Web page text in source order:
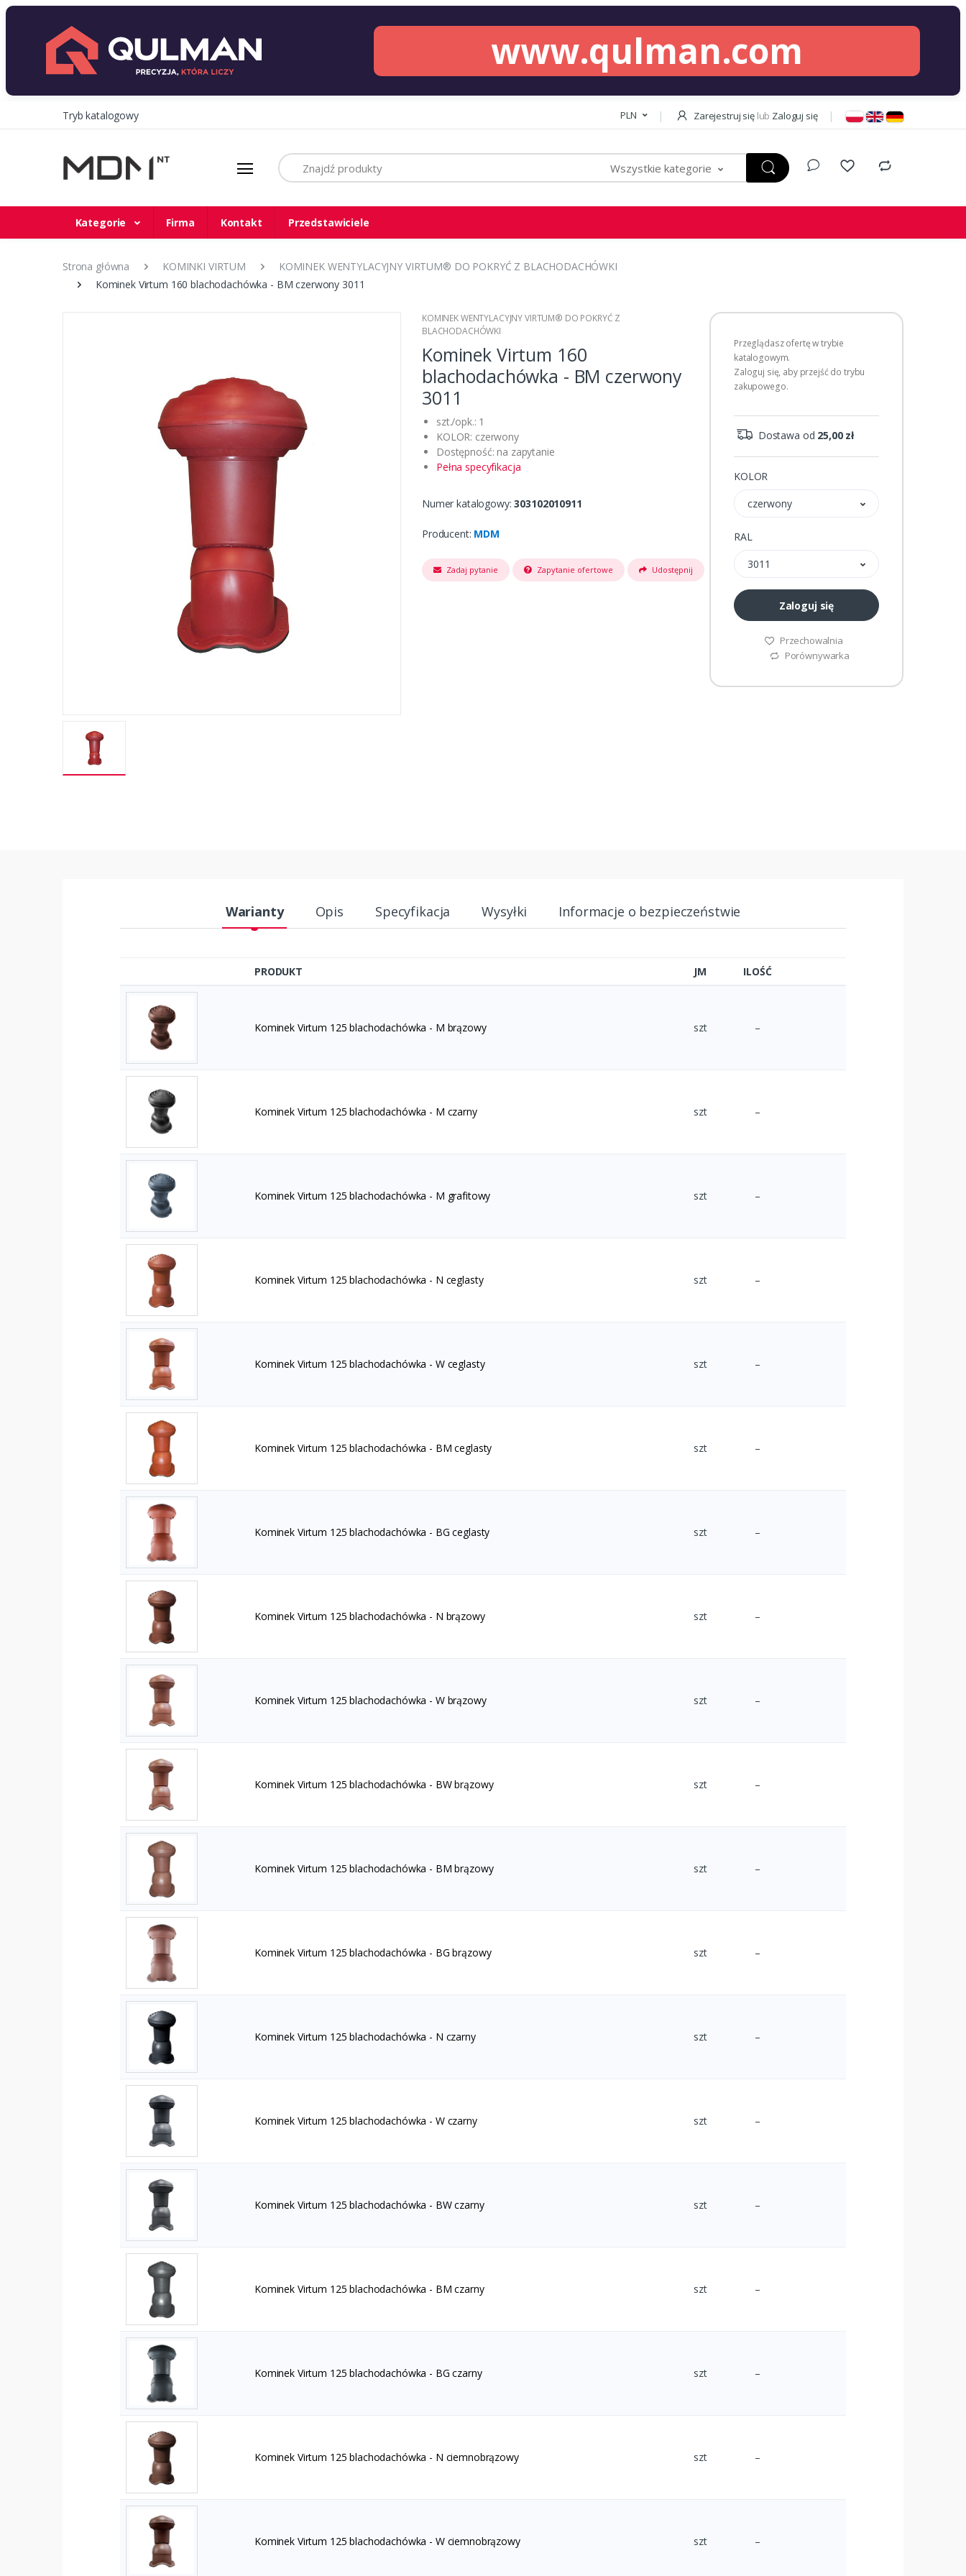
www.qulman.com
Tryb katalogowy PLN Zarejestruj się lub Zaloguj się
Szukaj
Wszystkie kategorie
Kategorie Firma Kontakt Przedstawiciele
Strona główna KOMINKI VIRTUM
KOMINEK WENTYLACYJNY VIRTUM® DO POKRYĆ Z BLACHODACHÓWKI
Kominek Virtum 160 blachodachówka - BM czerwony 3011
KOMINEK WENTYLACYJNY VIRTUM® DO POKRYĆ Z
BLACHODACHÓWKI
Kominek Virtum 160
blachodachówka - BM czerwony
3011
szt./opk.: 1
KOLOR: czerwony
Dostępność: na zapytanie
Pełna specyfikacja
Numer katalogowy:303102010911
Producent: MDM
Zadaj pytanie Zapytanie ofertowe Udostępnij
Przeglądasz ofertę w trybie
katalogowym.
Zaloguj się, aby przejść do trybu
zakupowego.
Dostawa od 25,00 zł
KOLOR
czerwony
RAL
3011
Zaloguj się
Przechowalnia
Porównywarka
Warianty Opis Specyfikacja Wysyłki Informacje o bezpieczeństwie
PRODUKT JM ILOŚĆ
Kominek Virtum 125 blachodachówka - M brązowy szt –
Kominek Virtum 125 blachodachówka - M czarny szt –
Kominek Virtum 125 blachodachówka - M grafitowy szt –
Kominek Virtum 125 blachodachówka - N ceglasty szt –
Kominek Virtum 125 blachodachówka - W ceglasty szt –
Kominek Virtum 125 blachodachówka - BM ceglasty szt –
Kominek Virtum 125 blachodachówka - BG ceglasty szt –
Kominek Virtum 125 blachodachówka - N brązowy szt –
Kominek Virtum 125 blachodachówka - W brązowy szt –
Kominek Virtum 125 blachodachówka - BW brązowy szt –
Kominek Virtum 125 blachodachówka - BM brązowy szt –
Kominek Virtum 125 blachodachówka - BG brązowy szt –
Kominek Virtum 125 blachodachówka - N czarny szt –
Kominek Virtum 125 blachodachówka - W czarny szt –
Kominek Virtum 125 blachodachówka - BW czarny szt –
Kominek Virtum 125 blachodachówka - BM czarny szt –
Kominek Virtum 125 blachodachówka - BG czarny szt –
Kominek Virtum 125 blachodachówka - N ciemnobrązowy szt –
Kominek Virtum 125 blachodachówka - W ciemnobrązowy szt –